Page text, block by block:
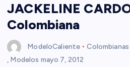
JACKELINE
Colombiana
ModeloCaliente Colombianas
, Modelos mayo 7, 2012